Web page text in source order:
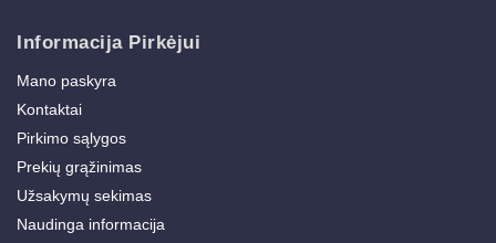
Informacija Pirkėjui
Mano paskyra
Kontaktai
Pirkimo sąlygos
Prekių grąžinimas
Užsakymų sekimas
Naudinga informacija